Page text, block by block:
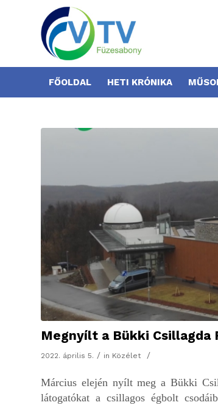
FŐOLDAL HETI KRÓNIKA
Megnyílt a Bükki Csillagda
2022. április 5. / in Közélet /
Március elején nyílt meg a Bükki
látogatókat a csillagos égbolt